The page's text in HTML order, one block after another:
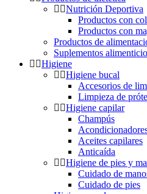
Nutrición Deportiva
Productos con
Productos con
Productos de
Suplementos
Higiene
Higiene bucal
Accesorios de
Limpieza de
Higiene capilar
Champús
Aceites capilares
Anticaída
Higiene de pies y
Cuidado de
Cuidado de pies